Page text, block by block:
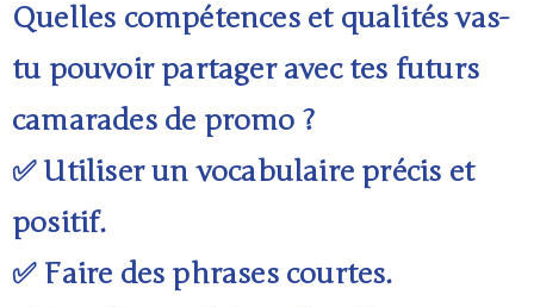
Quelles compétences et qualités vas-
tu pouvoir partager avec tes futurs
camarades de promo ?
✅ Utiliser un vocabulaire précis et
positif.
✅ Faire des phrases courtes.